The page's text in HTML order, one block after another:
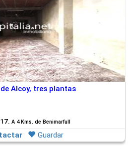
Alcoy, tres plantas
A 4 Kms. de Benimarfull
Guardar